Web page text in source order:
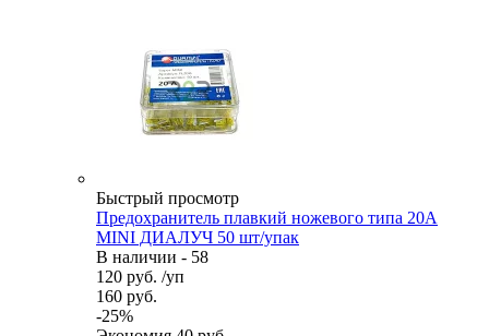
Быстрый просмотр
Предохранитель плавкий ножевого типа 20А
MINI ДИАЛУЧ 50 шт/упак
В наличии - 58
120 руб. /уп
160 руб.
-25%